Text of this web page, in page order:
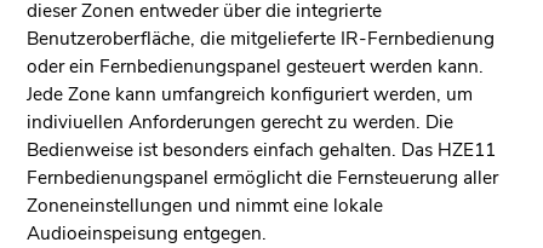
dieser Zonen entweder über die integrierte
Benutzeroberfläche, die mitgelieferte IR-Fernbedienung
oder ein Fernbedienungspanel gesteuert werden kann.
Jede Zone kann umfangreich konfiguriert werden, um
indiviuellen Anforderungen gerecht zu werden. Die
Bedienweise ist besonders einfach gehalten. Das HZE11
Fernbedienungspanel ermöglicht die Fernsteuerung aller
Zoneneinstellungen und nimmt eine lokale
Audioeinspeisung entgegen.